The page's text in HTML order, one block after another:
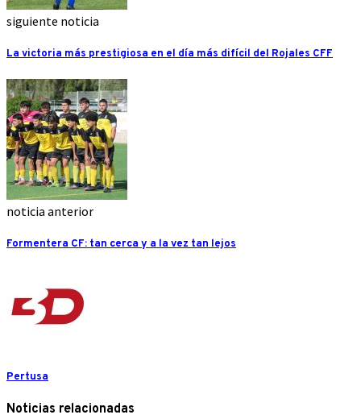
siguiente noticia
La victoria más prestigiosa en el día más difícil del Rojales CFF
noticia anterior
Formentera CF: tan cerca y a la vez tan lejos
Pertusa
Noticias relacionadas